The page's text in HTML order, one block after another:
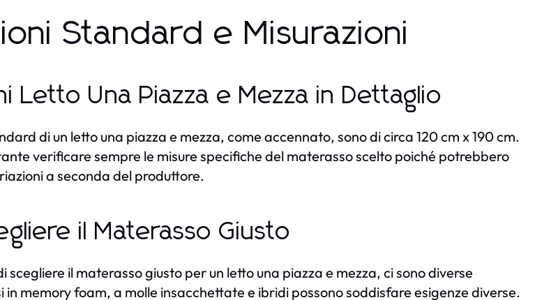
Standard e Misurazioni
Letto Una Piazza e Mezza in Dettaglio
di un letto una piazza e mezza, come accennato, sono di circa 120 cm x 190 cm.
verificare sempre le misure specifiche del materasso scelto poiché potrebbero
a seconda del produttore.
il Materasso Giusto
scegliere il materasso giusto per un letto una piazza e mezza, ci sono diverse
in memory foam, a molle insacchettate e ibridi possono soddisfare esigenze diverse.